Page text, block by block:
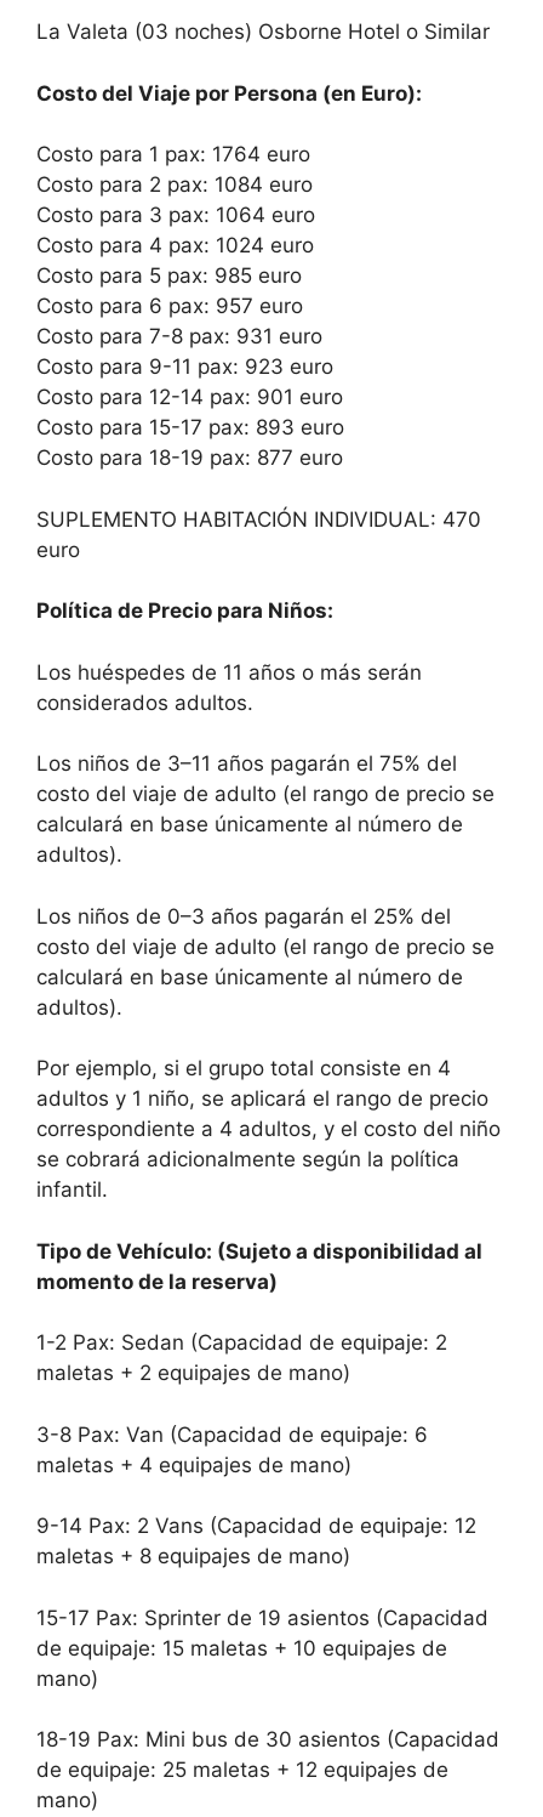
La Valeta (03 noches) Osborne Hotel o Similar
Costo del Viaje por Persona (en Euro):
Costo para 1 pax: 1764 euro
Costo para 2 pax: 1084 euro
Costo para 3 pax: 1064 euro
Costo para 4 pax: 1024 euro
Costo para 5 pax: 985 euro
Costo para 6 pax: 957 euro
Costo para 7-8 pax: 931 euro
Costo para 9-11 pax: 923 euro
Costo para 12-14 pax: 901 euro
Costo para 15-17 pax: 893 euro
Costo para 18-19 pax: 877 euro
SUPLEMENTO HABITACIÓN INDIVIDUAL: 470
euro
Política de Precio para Niños:
Los huéspedes de 11 años o más serán
considerados adultos.
Los niños de 3–11 años pagarán el 75% del
costo del viaje de adulto (el rango de precio se
calculará en base únicamente al número de
adultos).
Los niños de 0–3 años pagarán el 25% del
costo del viaje de adulto (el rango de precio se
calculará en base únicamente al número de
adultos).
Por ejemplo, si el grupo total consiste en 4
adultos y 1 niño, se aplicará el rango de precio
correspondiente a 4 adultos, y el costo del niño
se cobrará adicionalmente según la política
infantil.
Tipo de Vehículo: (Sujeto a disponibilidad al
momento de la reserva)
1-2 Pax: Sedan (Capacidad de equipaje: 2
maletas + 2 equipajes de mano)
3-8 Pax: Van (Capacidad de equipaje: 6
maletas + 4 equipajes de mano)
9-14 Pax: 2 Vans (Capacidad de equipaje: 12
maletas + 8 equipajes de mano)
15-17 Pax: Sprinter de 19 asientos (Capacidad
de equipaje: 15 maletas + 10 equipajes de
mano)
18-19 Pax: Mini bus de 30 asientos (Capacidad
de equipaje: 25 maletas + 12 equipajes de
mano)